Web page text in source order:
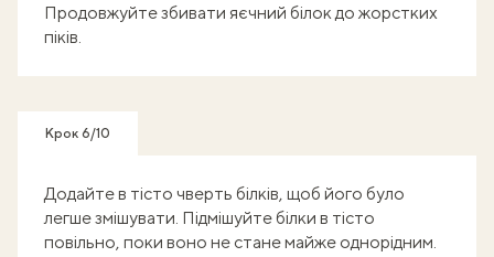
Продовжуйте збивати яєчний білок до жорстких
піків.
Крок 6/10
Додайте в тісто чверть білків, щоб його було
легше змішувати. Підмішуйте білки в тісто
повільно, поки воно не стане майже однорідним.